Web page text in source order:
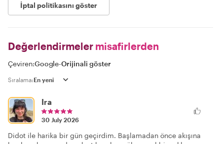
İptal politikasını göster
Değerlendirmeler misafirlerden
Çeviren:Google-Orijinali göster
Sıralama:
Ira
30 July 2026
Didot ile harika bir gün geçirdim. Başlamadan önce akışına